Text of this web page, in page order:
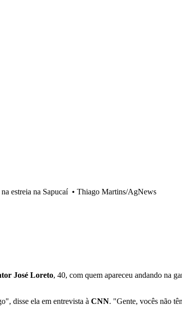
estreia na Sapucaí• Thiago Martins/AgNews
José Loreto, 40, com quem apareceu andando na
disse ela em entrevista à CNN. "Gente, vocês não